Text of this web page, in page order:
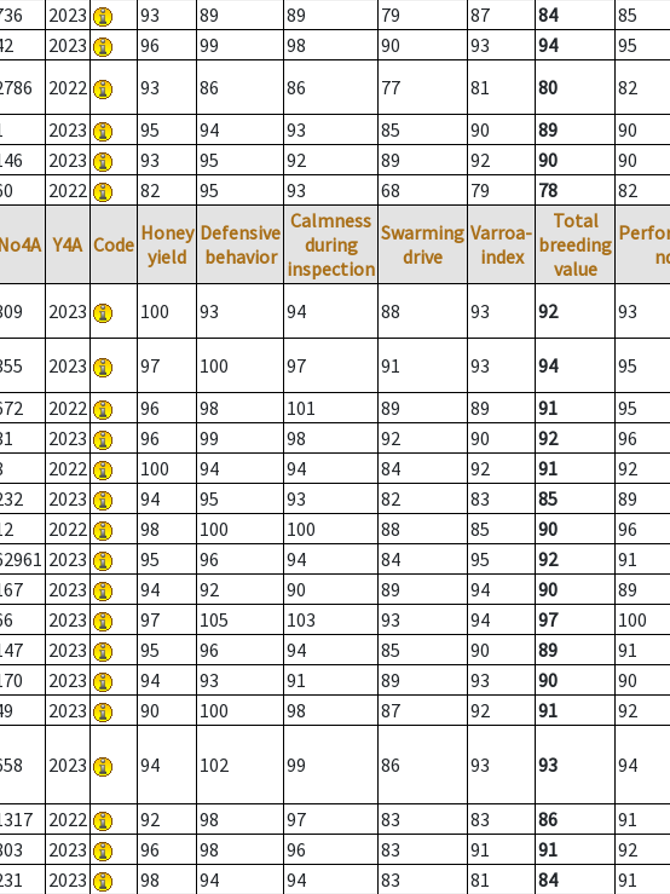
2023 93 89 89 79 87 84
85
2023 96 99 98 90 93 94
95
2022 93 86 86 77 81 80
82
2023 95 94 93 85 90 89
90
2023 93 95 92 89 92 90
90
2022 82 95 93 68 79 78 82
Y4A Code Honey
yield
Defensive
behavior
Calmness
during
inspection
Swarming
drive
Varroa-
index
Total
breeding
value
2023 100 93 94 88 93 92 93
2023 97 100 97 91 93 94
95
2022 96 98 101 89 89 91
95
2023 96 99 98 92 90 92
96
2022 100 94 94 84 92 91
92
2023 94 95 93 82 83 85
89
2022 98 100 100 88 85 90
96
2023 95 96 94 84 95 92
91
2023 94 92 90 89 94 90
89
2023 97 105 103 93 94 97
100
2023 95 96 94 85 90 89
91
2023 94 93 91 89 93 90
90
2023 90 100 98 87 92 91 92
2023 94 102 99 86 93 93 94
2022 92 98 97 83 83 86
91
2023 96 98 96 83 91 91
92
2023 98 94 94 83 81 84
91